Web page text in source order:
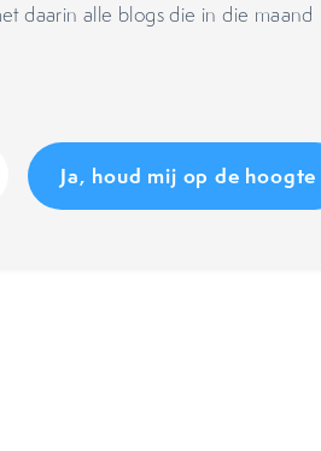
daarin alle blogs die in die maand